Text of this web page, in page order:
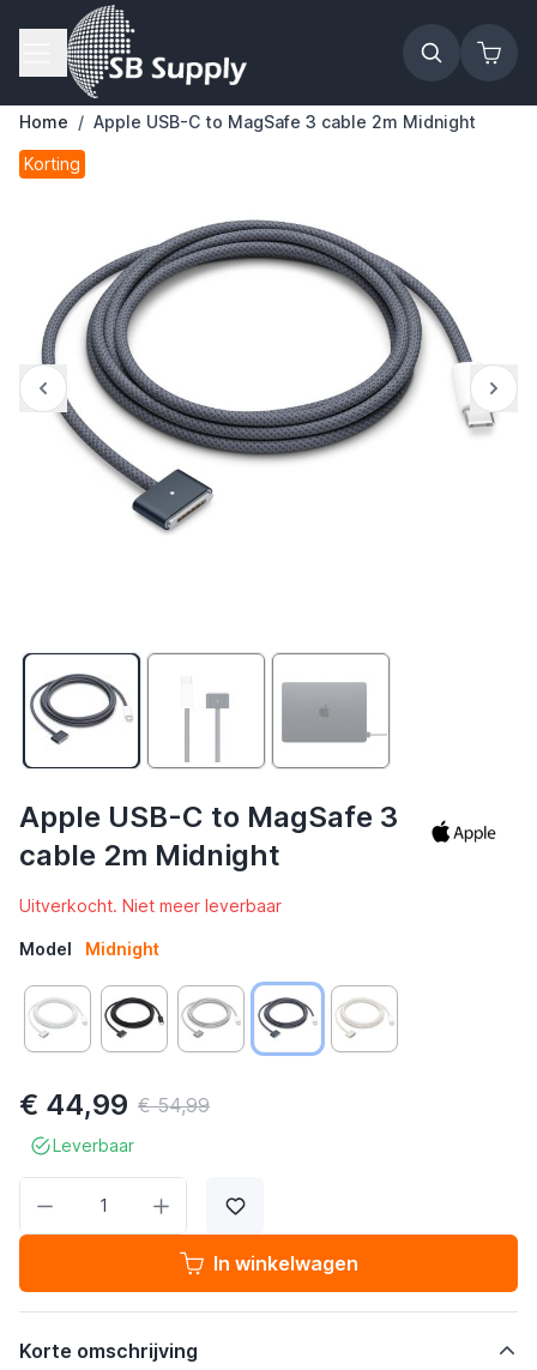
Ga naar de inhoud
Home / Apple USB-C to MagSafe 3 cable 2m Midnight
Korting
Apple USB-C to MagSafe 3
cable 2m Midnight
Uitverkocht. Niet meer leverbaar
Model Midnight
€ 44,99 € 54,99
Leverbaar
In winkelwagen
Korte omschrijving